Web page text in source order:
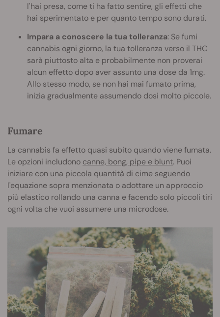
l'hai presa, come ti ha fatto sentire, gli effetti che
hai sperimentato e per quanto tempo sono durati.
Impara a conoscere la tua tolleranza: Se fumi
cannabis ogni giorno, la tua tolleranza verso il THC
sarà piuttosto alta e probabilmente non proverai
alcun effetto dopo aver assunto una dose da 1mg.
Allo stesso modo, se non hai mai fumato prima,
inizia gradualmente assumendo dosi molto piccole.
Fumare
La cannabis fa effetto quasi subito quando viene fumata.
Le opzioni includono canne, bong, pipe e blunt. Puoi
iniziare con una piccola quantità di cime seguendo
l'equazione sopra menzionata o adottare un approccio
più elastico rollando una canna e facendo solo piccoli tiri
ogni volta che vuoi assumere una microdose.